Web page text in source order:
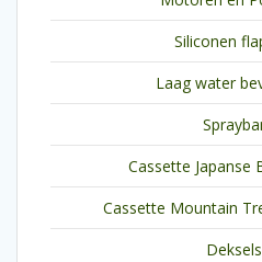
Siliconen
Laag water
Cassette Japanse
Cassette Mountain
Deksels